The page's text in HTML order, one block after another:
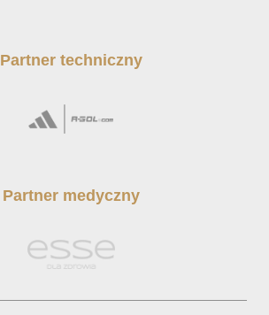
Partner techniczny
Partner medyczny